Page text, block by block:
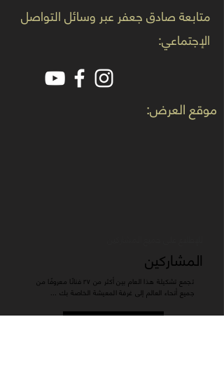
متابعةصادق جعفر عبر وسائل التواصل
الإجتماعي:
موقع العرض:
المشاركين
تجمع تشكيلة هذا العام بين أكثر من ٢٧ فنانًا معروفًا من
جميع أنحاء العالم إلى غرفة المعيشة الخاصة بك ...